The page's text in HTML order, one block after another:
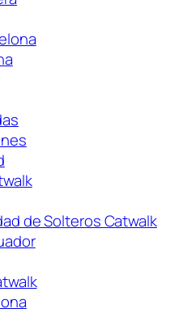
de Solteros Catwalk